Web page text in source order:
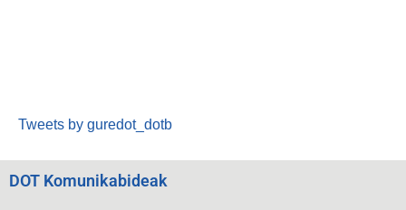
Tweets by guredot_dotb
DOT Komunikabideak